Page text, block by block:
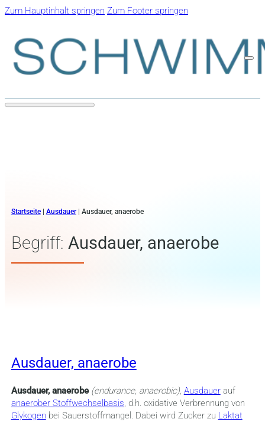
Zum Hauptinhalt springen Zum Footer springen
Startseite| Ausdauer| Ausdauer, anaerobe
Begriff: Ausdauer, anaerobe
Ausdauer, anaerobe
Ausdauer, anaerobe (endurance, anaerobic), Ausdauerauf
anaerober Stoffwechselbasis, d.h. oxidative Verbrennung von
Glykogen bei Sauerstoffmangel. Dabei wird Zucker zu Laktat